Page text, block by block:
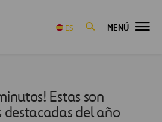
ES MENÚ
Estas son
destacadas del año